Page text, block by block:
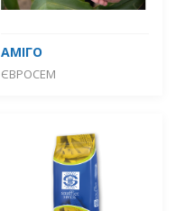
АМІГО
ЄВРОСЕМ